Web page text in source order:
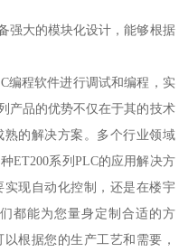
强大的模块化设计，能够根据
编程软件进行调试和编程，实
产品的优势不仅在于其的技术
的解决方案。多个行业领域
ET200系列PLC的应用解决方
现自动化控制，还是在楼宇
都能为您量身定制合适的方
根据您的生产工艺和需要，